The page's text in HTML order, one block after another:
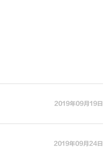
2019年09月19日
2019年09月24日